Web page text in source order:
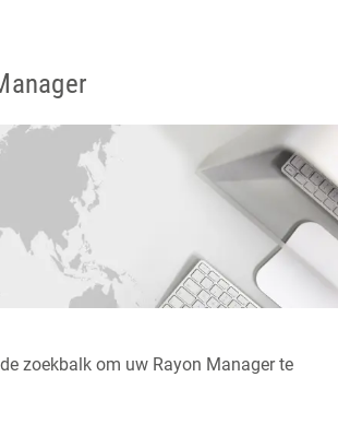
zoekbalk om uw Rayon Manager te